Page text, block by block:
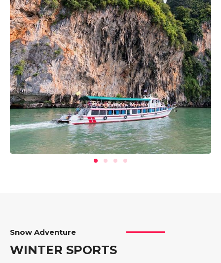
Snow Adventure
WINTER SPORTS